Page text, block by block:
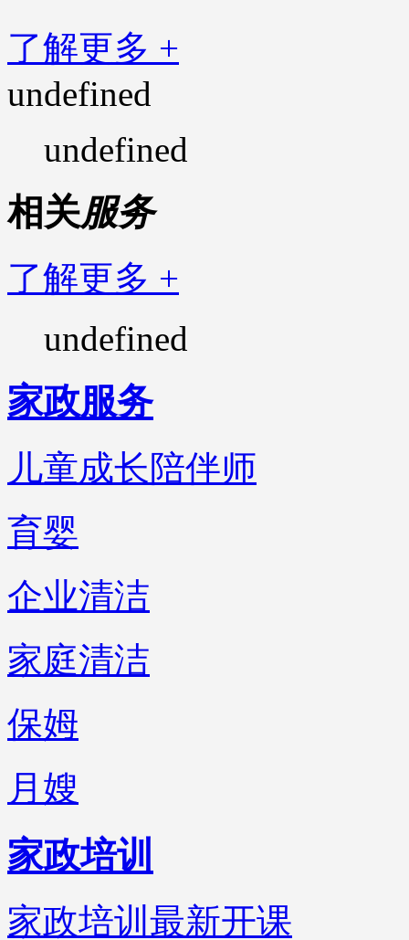
了解更多 +
undefined
undefined
相关服务
了解更多 +
undefined
家政服务
儿童成长陪伴师
育婴
企业清洁
家庭清洁
保姆
月嫂
家政培训
家政培训最新开课